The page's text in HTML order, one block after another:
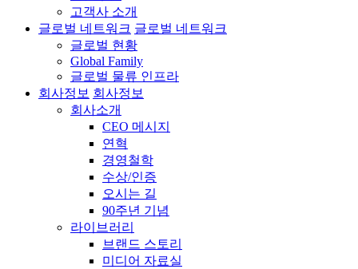
고객사 소개
글로벌 네트워크 글로벌 네트워크
글로벌 현황
Global Family
글로벌 물류 인프라
회사정보 회사정보
회사소개
CEO 메시지
연혁
경영철학
수상/인증
오시는 길
90주년 기념
라이브러리
브랜드 스토리
미디어 자료실